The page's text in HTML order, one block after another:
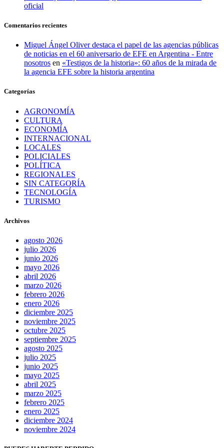
oficial
Comentarios recientes
Miguel Ángel Oliver destaca el papel de las agencias públicas
de noticias en el 60 aniversario de EFE en Argentina - Entre
nosotros en «Testigos de la historia»: 60 años de la mirada de
la agencia EFE sobre la historia argentina
Categorías
AGRONOMÍA
CULTURA
ECONOMÍA
INTERNACIONAL
LOCALES
POLICIALES
POLÍTICA
REGIONALES
SIN CATEGORÍA
TECNOLOGÍA
TURISMO
Archivos
agosto 2026
julio 2026
junio 2026
mayo 2026
abril 2026
marzo 2026
febrero 2026
enero 2026
diciembre 2025
noviembre 2025
octubre 2025
septiembre 2025
agosto 2025
julio 2025
junio 2025
mayo 2025
abril 2025
marzo 2025
febrero 2025
enero 2025
diciembre 2024
noviembre 2024